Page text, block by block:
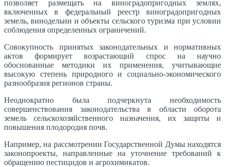
позволяет размещать на виноградопригодных землях,
включенных в федеральный реестр виноградопригодных
земель, винодельни и объекты сельского туризма при условии
соблюдения определенных ограничений.
Совокупность принятых законодательных и нормативных
актов формирует возрастающий спрос на научно
обоснованные методики их применения, учитывающие
высокую степень природного и социально-экономического
разнообразия регионов страны.
Неоднократно была подчеркнута необходимость
совершенствования законодательства в области оборота
земель сельскохозяйственного назначения, их защиты и
повышения плодородия почв.
Например, на рассмотрении Государственной Думы находятся
законопроекты, направленные на уточнение требований к
обращению пестицидов и агрохимикатов.